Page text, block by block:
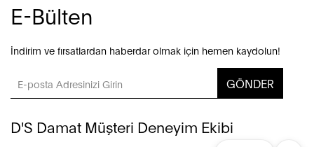
E-Bülten
İndirim ve fırsatlardan haberdar olmak için hemen kaydolun!
GÖNDER
D'S Damat Müşteri Deneyim Ekibi